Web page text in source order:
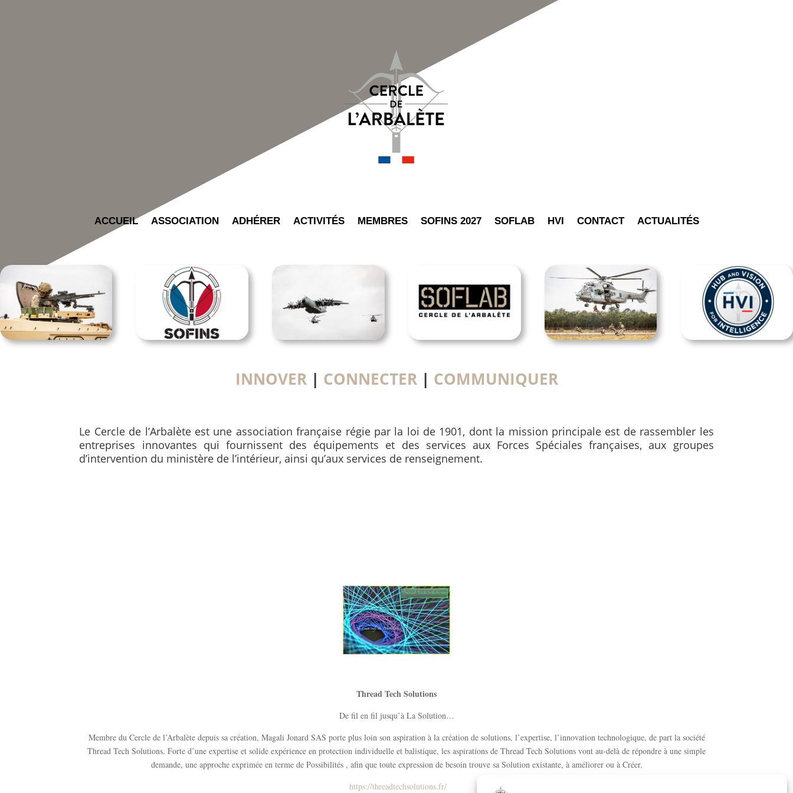
ACCUEIL ASSOCIATION ADHÉRER ACTIVITÉS MEMBRES SOFINS 2027 SOFLAB HVI CONTACT ACTUALITÉS
INNOVER | CONNECTER| COMMUNIQUER
Le Cercle de l’Arbalète est une association française régie par la loi de 1901, dont la mission principale est de rassembler les
entreprises innovantes qui fournissent des équipements et des services aux Forces Spéciales françaises, aux groupes
d’intervention du ministère de l’intérieur, ainsi qu’aux services de renseignement.
Thread Tech Solutions
De fil en fil jusqu’à La Solution…
Membre du Cercle de l’Arbalète depuis sa création, Magali Jonard SAS porte plus loin son aspiration à la création de solutions, l’expertise, l’innovation technologique, de part la société
Thread Tech Solutions. Forte d’une expertise et solide expérience en protection individuelle et balistique, les aspirations de Thread Tech Solutions vont au-delà de répondre à une simple
demande, une approche exprimée en terme de Possibilités , afin que toute expression de besoin trouve sa Solution existante, à améliorer ou à Créer.
https://threadtechsolutions.fr/